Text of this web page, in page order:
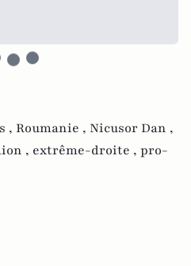
, Roumanie , Nicusor Dan ,
, extrême-droite , pro-